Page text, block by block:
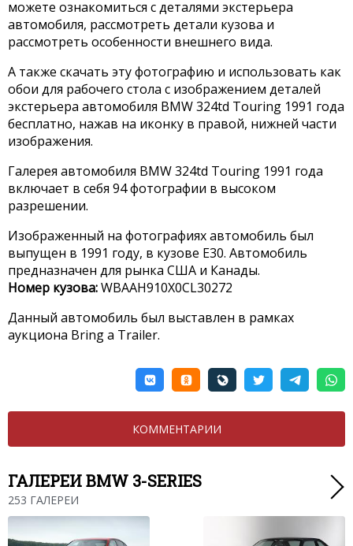
можете ознакомиться с деталями экстерьера
автомобиля, рассмотреть детали кузова и
рассмотреть особенности внешнего вида.
А также скачать эту фотографию и использовать как
обои для рабочего стола с изображением деталей
экстерьера автомобиля BMW 324td Touring 1991 года
бесплатно, нажав на иконку в правой, нижней части
изображения.
Галерея автомобиля BMW 324td Touring 1991 года
включает в себя 94 фотографии в высоком
разрешении.
Изображенный на фотографиях автомобиль был
выпущен в 1991 году, в кузове E30. Автомобиль
предназначен для рынка США и Канады.
Номер кузова:WBAAH910X0CL30272
Данный автомобиль был выставлен в рамках
аукциона Bring a Trailer.
КОММЕНТАРИИ
ГАЛЕРЕИ BMW 3-SERIES
253 ГАЛЕРЕИ